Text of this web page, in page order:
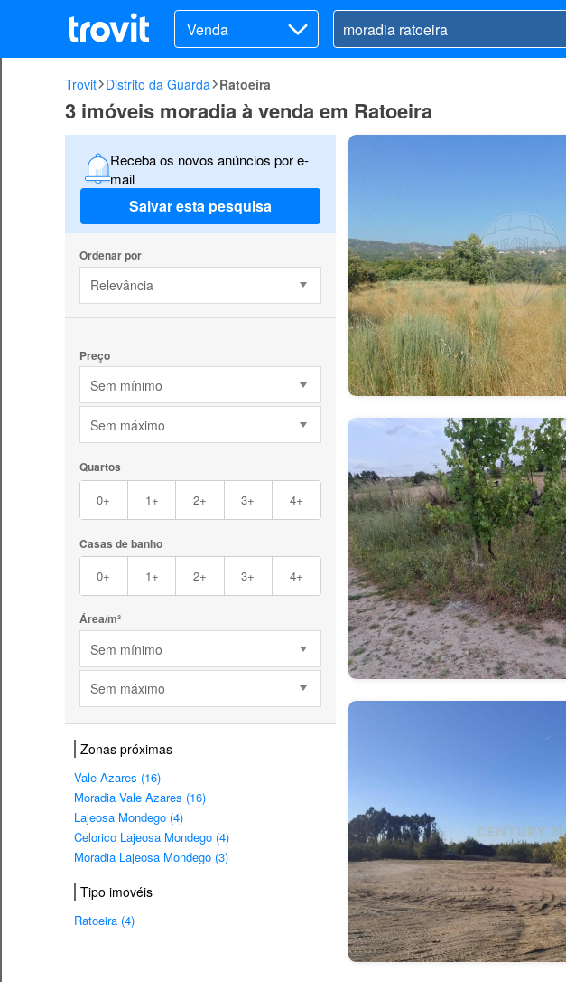
Venda
Trovit Distrito da Guarda Ratoeira
3 imóveis moradia à venda em Ratoeira
Receba os novos anúncios por e-
mail
Salvar esta pesquisa
Ordenar por
Relevância
Preço
Sem mínimo
Sem máximo
Quartos
0+ 1+ 2+ 3+ 4+
Casas de banho
0+ 1+ 2+ 3+ 4+
Área/m²
Sem mínimo
Sem máximo
Zonas próximas
Vale Azares (16)
Moradia Vale Azares (16)
Lajeosa Mondego (4)
Celorico Lajeosa Mondego (4)
Moradia Lajeosa Mondego (3)
Tipo imovéis
Ratoeira (4)